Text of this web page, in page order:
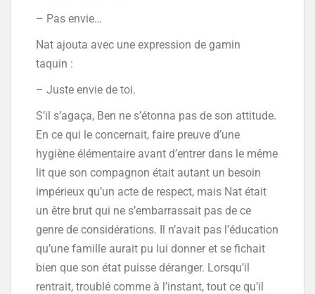
– Pas envie…
Nat ajouta avec une expression de gamin
taquin :
– Juste envie de toi.
S’il s’agaça, Ben ne s’étonna pas de son attitude.
En ce qui le concernait, faire preuve d’une
hygiène élémentaire avant d’entrer dans le même
lit que son compagnon était autant un besoin
impérieux qu’un acte de respect, mais Nat était
un être brut qui ne s’embarrassait pas de ce
genre de considérations. Il n’avait pas l’éducation
qu’une famille aurait pu lui donner et se fichait
bien que son état puisse déranger. Lorsqu’il
rentrait, troublé comme à l’instant, tout ce qu’il